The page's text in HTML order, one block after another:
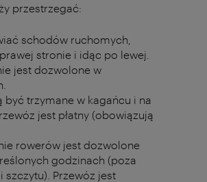
przestrzegać:
schodów ruchomych,
stronie i idąc po lewej.
jest dozwolone w
być trzymane w kagańcu i na
jest płatny (obowiązują
rowerów jest dozwolone
godzinach (poza
Przewóz jest